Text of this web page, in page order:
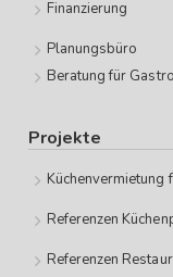
Finanzierung
Planungsbüro
Beratung für
Projekte
Küchenvermietung
Referenzen
Referenzen